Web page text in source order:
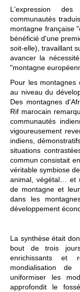
L'expression
communautés
montagne française
bénéficié d'une
soit-elle), travaillant
avancer la
"montagne
Pour les
au niveau du
Des montagnes
Rif marocain
communautés
vigoureusement
indiens,
situations
commun consistait
véritable symbiose
animal, végétal… et
de montagne et
dans les
développement
La synthèse était
bout de trois
enrichissants et
mondialisation
uniformiser les
approfondit le